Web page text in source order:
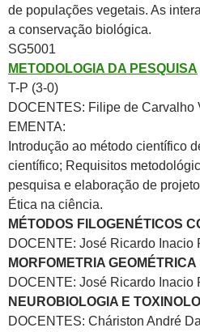
de populações vegetais. As
a conservação biológica.
SG5001
METODOLOGIA DA PESQUISA
T-P (3-0)
DOCENTES: Filipe de Carvalho
EMENTA:
Introdução ao método científico
científico; Requisitos
pesquisa e elaboração de
Ética na ciência.
MÉTODOS FILOGENÉTICOS
DOCENTE: José Ricardo Inacio
MORFOMETRIA GEOMÉTRICA
DOCENTE: José Ricardo Inacio
NEUROBIOLOGIA E
DOCENTES: Cháriston André